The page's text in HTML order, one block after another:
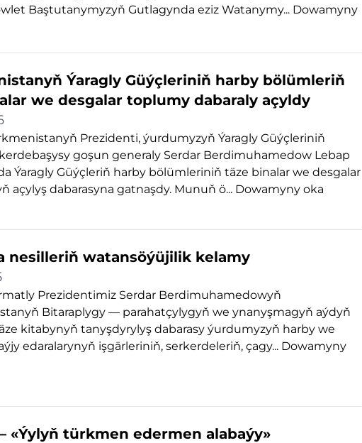
Baştutanymyzyň Gutlagynda eziz Watanymy... Dowamyny
Ýaragly Güýçleriniň harby bölümleriň
we desgalar toplumy dabaraly açyldy
Prezidenti, ýurdumyzyň Ýaragly Güýçleriniň
goşun generaly Serdar Berdimuhamedow Lebap
Ýaragly Güýçleriň harby bölümleriniň täze binalar we desgalar
açylyş dabarasyna gatnaşdy. Munuň ö... Dowamyny oka
nesilleriň watansöýüjilik kelamy
Prezidentimiz Serdar Berdimuhamedowyň
Bitaraplygy — parahatçylygyň we ynanyşmagyň aýdyň
kitabynyň tanyşdyrylyş dabarasy ýurdumyzyň harby we
edaralarynyň işgärleriniň, serkerdeleriň, çagy... Dowamyny
«Ýylyň türkmen edermen alabaýy»